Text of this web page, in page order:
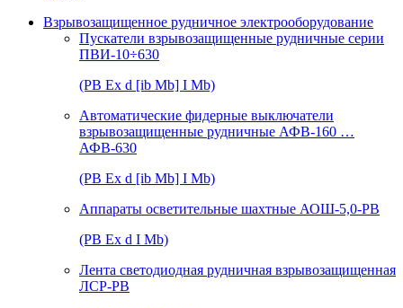
Взрывозащищенное рудничное электрооборудование
Пускатели взрывозащищенные рудничные серии
ПВИ-10÷630
(РВ Ex d [ib Mb] I Mb)
Автоматические фидерные выключатели
взрывозащищенные рудничные АФВ-160 …
АФВ-630
(РВ Ex d [ib Mb] I Mb)
Аппараты осветительные шахтные АОШ-5,0-РВ
(РВ Ex d I Mb)
Лента светодиодная рудничная взрывозащищенная
ЛСР-РВ